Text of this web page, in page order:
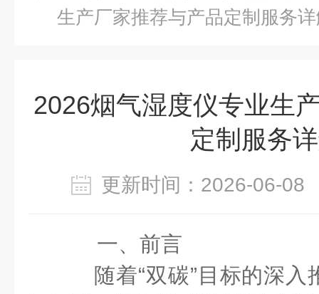
生产厂家推荐与产品定制服务
2026烟气湿度仪专业生
定制服务
更新时间：2026-06-
一、前言
随着“双碳”目标的深入